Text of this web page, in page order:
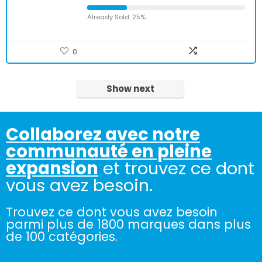
Already Sold: 25%
0
Show next
Collaborez avec notre
communauté en pleine
expansion et trouvez ce dont
vous avez besoin.
Trouvez ce dont vous avez besoin
parmi plus de 1800 marques dans plus
de 100 catégories.